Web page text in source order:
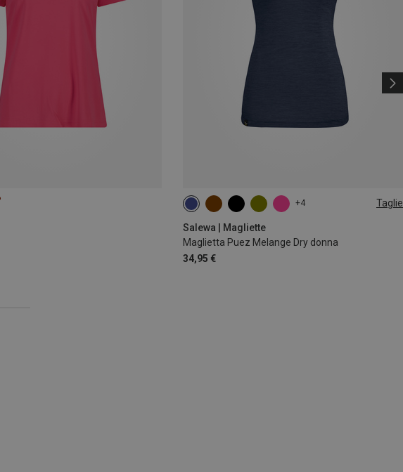
+4 Taglie
Salewa | Magliette
Maglietta Puez Melange Dry donna
34,95 €
S M L XL XXL